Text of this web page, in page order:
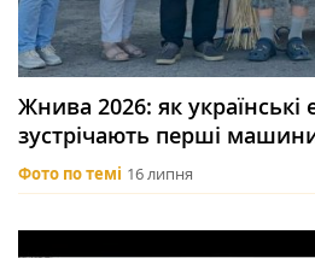
Жнива 2026: як українські
зустрічають перші
Фото по темі 16 липня